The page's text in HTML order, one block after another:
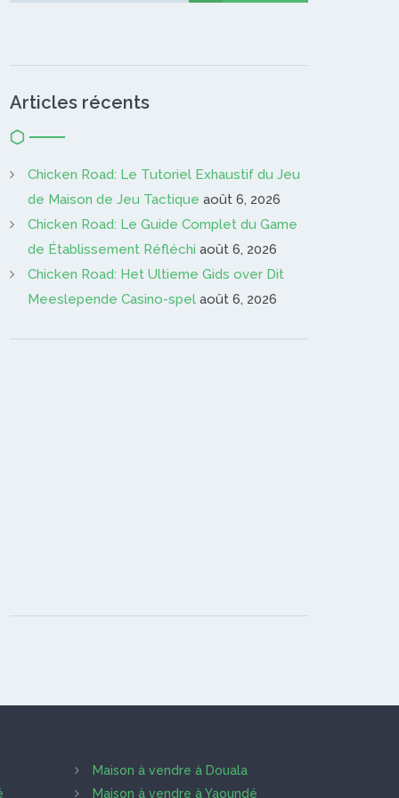
Articles récents
Chicken Road: Le Tutoriel Exhaustif du Jeu
de Maison de Jeu Tactique août 6, 2026
Chicken Road: Le Guide Complet du Game
de Établissement Réfléchi août 6, 2026
Chicken Road: Het Ultieme Gids over Dit
Meeslepende Casino-spel août 6, 2026
Maison à vendre à Douala
Maison à vendre à Yaoundé